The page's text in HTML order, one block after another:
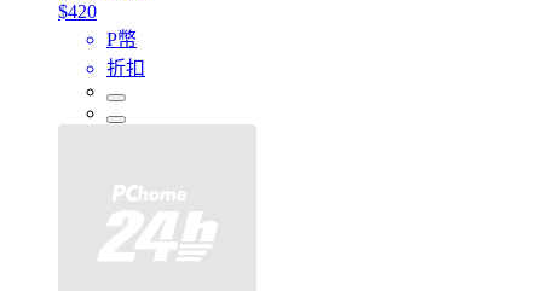
$420
P幣
折扣